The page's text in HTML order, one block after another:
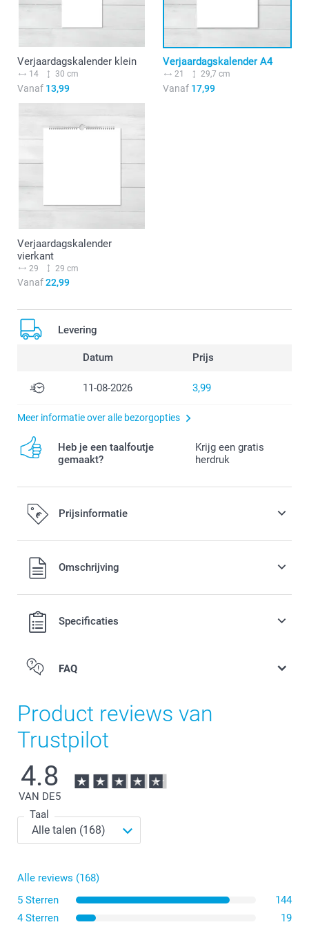
Verjaardagskalender klein
14 30 cm
Vanaf 13,99
Verjaardagskalender A4
21 29,7 cm
Vanaf17,99
Verjaardagskalender
vierkant
29 29 cm
Vanaf22,99
Levering
Datum Prijs
11-08-2026 3,99
Meer informatie over alle bezorgopties
Heb je een taalfoutje
gemaakt?
Krijg een gratis
herdruk
Prijsinformatie
Alle prijzen zijn in EURO (€) inclusief BTW en exclusief
verzendkosten.Omschrijving
Specificaties
FAQ
Het kleine formaat heeft afmetingen van 14 cm breed
en 30 cm hoog. Dit is een compacte en handige optie.
Als je de voorkeur geeft aan een standaardformaat, kies
van 21 x 29,7 cm.
Voor wie op zoek is naar een originele optie, bieden we
ook een vierkante verjaardagskalender aan van 29 x 29
Product reviews van
Trustpilot
4.8
VAN DE5
Taal
Alle reviews (168)
5 Sterren
144
4 Sterren
19